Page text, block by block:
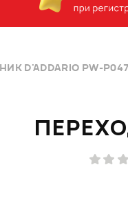
D'ADDARIO PW-